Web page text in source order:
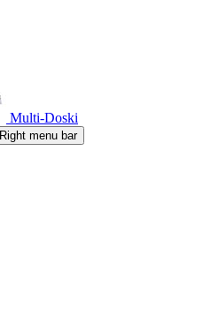
Multi-Doski
Right menu bar